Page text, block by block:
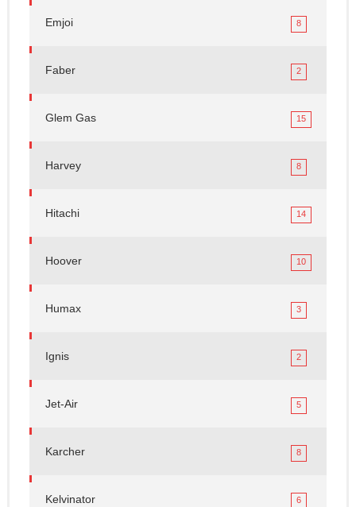
Emjoi 8
Faber 2
Glem Gas 15
Harvey 8
Hitachi 14
Hoover 10
Humax 3
Ignis 2
Jet-Air 5
Karcher 8
Kelvinator 6